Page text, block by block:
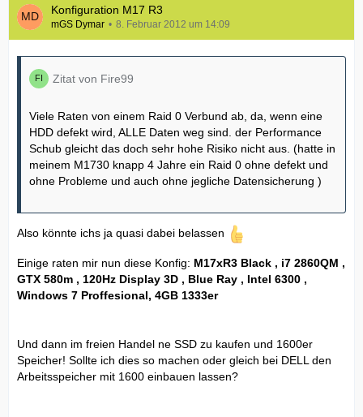
Konfiguration M17 R3
mGS Dymar 8. Februar 2012 um 14:09
Zitat von Fire99
Viele Raten von einem Raid 0 Verbund ab, da, wenn eine
HDD defekt wird, ALLE Daten weg sind. der Performance
Schub gleicht das doch sehr hohe Risiko nicht aus. (hatte in
meinem M1730 knapp 4 Jahre ein Raid 0 ohne defekt und
ohne Probleme und auch ohne jegliche Datensicherung )
Also könnte ichs ja quasi dabei belassen
Einige raten mir nun diese Konfig: M17xR3 Black , i7 2860QM ,
GTX 580m , 120Hz Display 3D , Blue Ray , Intel 6300 ,
Windows 7 Proffesional, 4GB 1333er
Und dann im freien Handel ne SSD zu kaufen und 1600er
Speicher! Sollte ich dies so machen oder gleich bei DELL den
Arbeitsspeicher mit 1600 einbauen lassen?